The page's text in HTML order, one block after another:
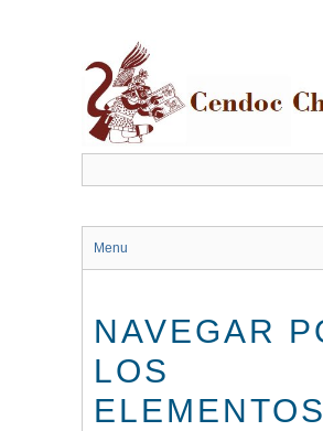
Menu
NAVEGAR
LOS